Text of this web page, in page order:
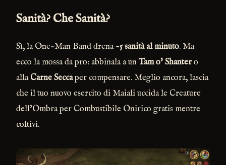
Sanità? Che Sanità?
Sì, la One-Man Band drena-5 sanità al minuto. Ma
ecco la mossa da pro: abbinala a unTam o' Shantero
allaCarne Seccaper compensare. Meglio ancora, lascia
che il tuo nuovo esercito di Maiali uccida le Creature
dell'Ombra per Combustibile Onirico gratis mentre
coltivi.